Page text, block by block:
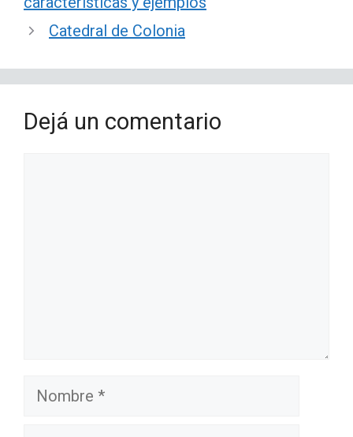
Catedral de Colonia
Dejá un comentario
Nombre